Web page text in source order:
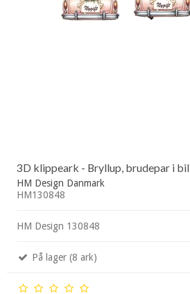
3D klippeark - Bryllup, brudepar i bil
HM Design Danmark
HM130848
HM Design 130848
På lager (8 ark)